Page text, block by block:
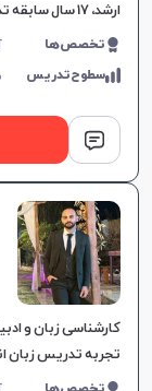
ارشد، 17
دوره‌های آیلتس و
تخصص‌ها
سطوح‌تدریس
کارشناسی زبان و
به نفس، مکالمه و